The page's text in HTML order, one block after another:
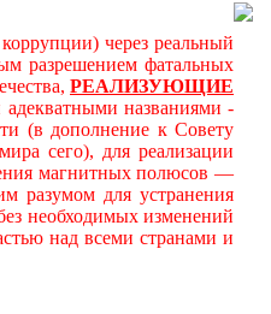
через реальный
разрешением фатальных
РЕАЛИЗУЮЩИЕ
названиями -
(в дополнение к Совету
сего), для реализации
магнитных полюсов —
разумом для устранения
необходимых изменений
над всеми странами и